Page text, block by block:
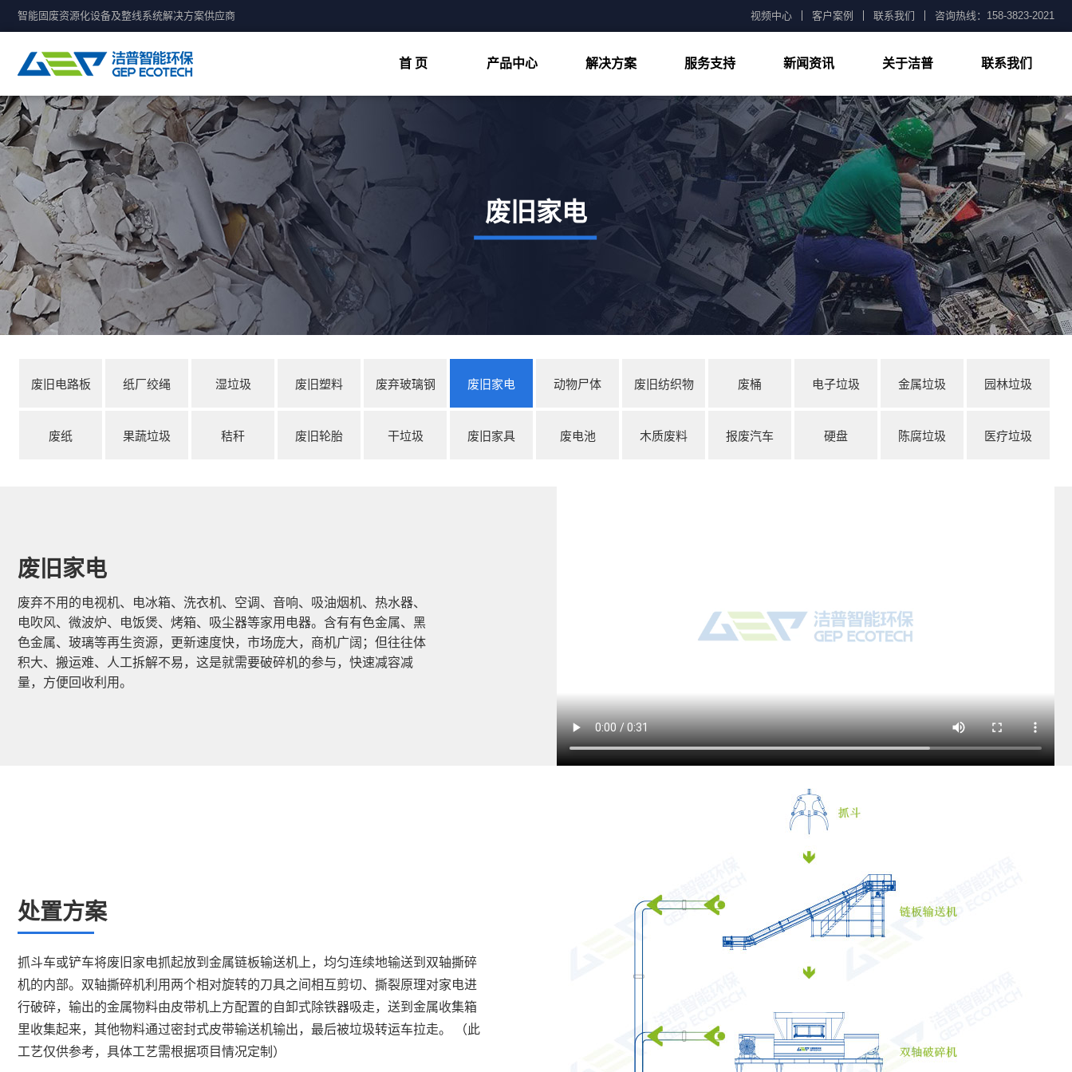
智能固废资源化设备及整线系统解决方案供应商 视频中心 客户案例 联系我们 咨询热线：158-3823-2021
首 页 产品中心
四轴撕碎机
解决方案
物料处置
服务支持 新闻资讯
公司新闻
技术知识
常见问题
关于洁普 联系我们
废旧家电
废旧电路板 纸厂绞绳 湿垃圾 废旧塑料 废弃玻璃钢 废旧家电 动物尸体 废旧纺织物 废桶 电子垃圾 金属垃圾 园林垃圾
废纸 果蔬垃圾 秸秆 废旧轮胎 干垃圾 废旧家具 废电池 木质废料 报废汽车 硬盘 陈腐垃圾 医疗垃圾
废旧家电
废弃不用的电视机、电冰箱、洗衣机、空调、音响、吸油烟机、热水器、
电吹风、微波炉、电饭煲、烤箱、吸尘器等家用电器。含有有色金属、黑
色金属、玻璃等再生资源，更新速度快，市场庞大，商机广阔；但往往体
积大、搬运难、人工拆解不易，这是就需要破碎机的参与，快速减容减
量，方便回收利用。
处置方案
抓斗车或铲车将废旧家电抓起放到金属链板输送机上，均匀连续地输送到 双轴撕碎
机的内部。双轴撕碎机利用两个相对旋转的刀具之间相互剪切、撕裂原理对家电进
行破碎，输出的金属物料由皮带机上方配置的自卸式除铁器吸走，送到金属收集箱
里收集起来，其他物料通过密封式皮带输送机输出，最后被垃圾转运车拉走。 （此
工艺仅供参考，具体工艺需根据项目情况定制）